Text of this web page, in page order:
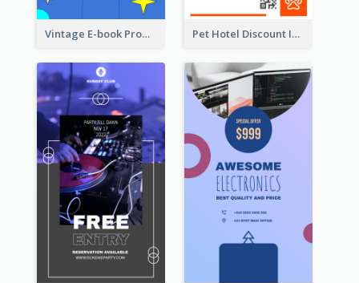
Vintage E-book Promote Instagram Story Design Pet Hotel Discount Instagram Story